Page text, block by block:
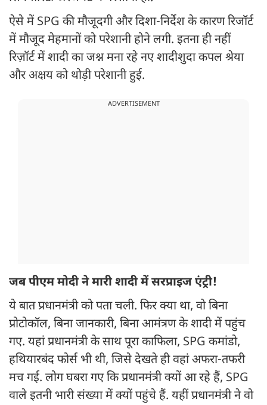
ऐसे में SPG की मौजूदगी और दिशा-निर्देश के कारण रिजॉर्ट
में मौजूद मेहमानों को परेशानी होने लगी. इतना ही नहीं
रिज़ॉर्ट में शादी का जश्न मना रहे नए शादीशुदा कपल श्रेया
और अक्षय को थोड़ी परेशानी हुई.
ADVERTISEMENT
जब पीएम मोदी ने मारी शादी में सरप्राइज एंट्री!
ये बात प्रधानमंत्री को पता चली. फिर क्या था, वो बिना
प्रोटोकॉल, बिना जानकारी, बिना आमंत्रण के शादी में पहुंच
गए. यहां प्रधानमंत्री के साथ पूरा काफिला, SPG कमांडो,
हथियारबंद फोर्स भी थी, जिसे देखते ही वहां अफरा-तफरी
मच गई. लोग घबरा गए कि प्रधानमंत्री क्यों आ रहे हैं, SPG
वाले इतनी भारी संख्या में क्यों पहुंचे हैं. यहीं प्रधानमंत्री ने वो